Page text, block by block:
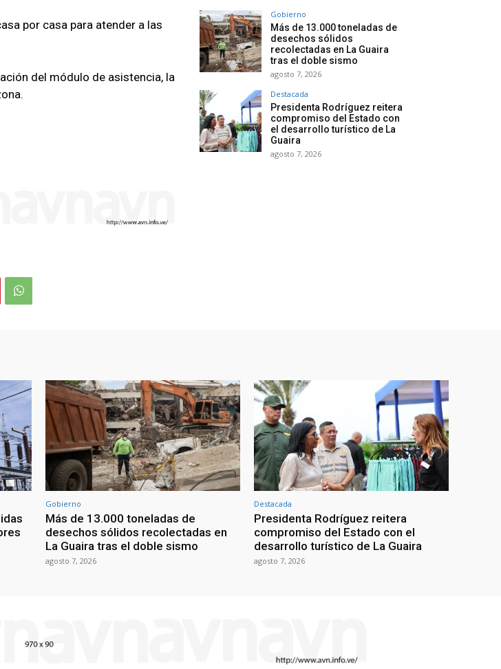
por casa para atender a las
del módulo de asistencia, la
Gobierno
Más de 13.000 toneladas de
desechos sólidos
recolectadas en La Guaira
tras el doble sismo
agosto 7, 2026
Destacada
Presidenta Rodríguez reitera
compromiso del Estado con
el desarrollo turístico de La
Guaira
agosto 7, 2026
Gobierno
Más de 13.000 toneladas de
desechos sólidos recolectadas en
La Guaira tras el doble sismo
agosto 7, 2026
Destacada
Presidenta Rodríguez reitera
compromiso del Estado con el
desarrollo turístico de La Guaira
agosto 7, 2026